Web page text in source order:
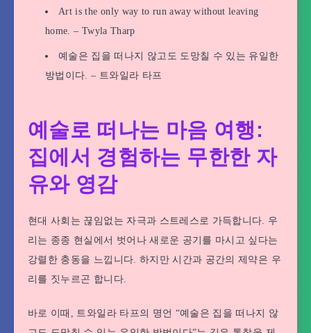
Art is the only way to run away without leaving
home. – Twyla Tharp
예술은 집을 떠나지 않고도 도망칠 수 있는 유일한
방법이다. – 트와일라 타프
예술로 떠나는 마음 여행:
집에서 경험하는 무한한 자
유와 영감
현대 사회는 끊임없는 자극과 스트레스로 가득합니다. 우
리는 종종 현실에서 벗어나 새로운 공기를 마시고 싶다는
강렬한 충동을 느낍니다. 하지만 시간과 공간의 제약은 우
리를 짓누르곤 합니다.
바로 이때, 트와일라 타프의 명언 “예술은 집을 떠나지 않